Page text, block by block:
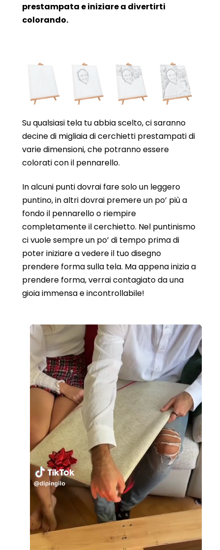
prestampata e iniziare a divertirti
colorando.
Su qualsiasi tela tu abbia scelto, ci saranno
decine di migliaia di cerchietti prestampati di
varie dimensioni, che potranno essere
colorati con il pennarello.
In alcuni punti dovrai fare solo un leggero
puntino, in altri dovrai premere un po’ più a
fondo il pennarello o riempire
completamente il cerchietto. Nel puntinismo
ci vuole sempre un po’ di tempo prima di
poter iniziare a vedere il tuo disegno
prendere forma sulla tela. Ma appena inizia a
prendere forma, verrai contagiato da una
gioia immensa e incontrollabile!